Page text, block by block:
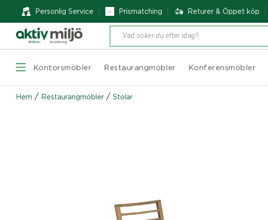
Personlig Service Prismatching Returer & Öppet köp
Produktsökning
Kontorsmöbler Restaurangmöbler Konferensmöbler
Hem / Restaurangmöbler / Stolar